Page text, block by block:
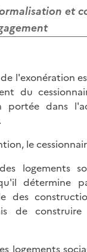
et
l'exonération
du
portée dans
le
logements
détermine
des
de construire